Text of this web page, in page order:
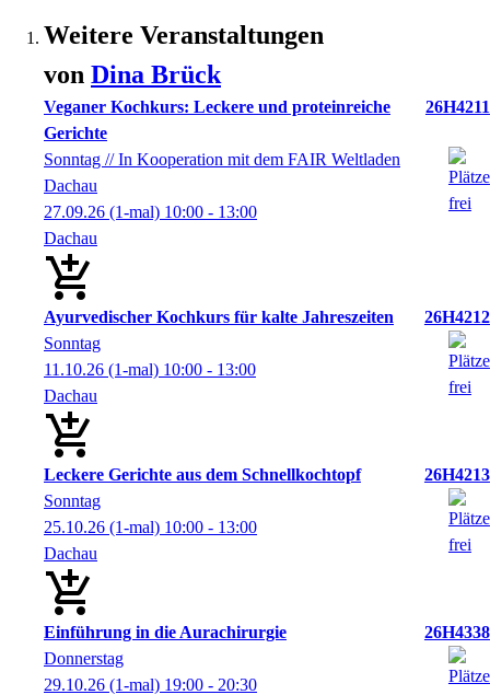
Weitere Veranstaltungen
von Dina Brück
Veganer Kochkurs: Leckere und proteinreiche
Gerichte
26H4211
Sonntag // In Kooperation mit dem FAIR Weltladen
Dachau
27.09.26 (1-mal) 10:00 - 13:00
Dachau
Ayurvedischer Kochkurs für kalte Jahreszeiten
26H4212
Sonntag
11.10.26 (1-mal) 10:00 - 13:00
Dachau
Leckere Gerichte aus dem Schnellkochtopf
26H4213
Sonntag
25.10.26 (1-mal) 10:00 - 13:00
Dachau
Einführung in die Aurachirurgie
26H4338
Donnerstag
29.10.26 (1-mal) 19:00 - 20:30